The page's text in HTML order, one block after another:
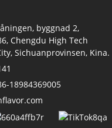
H4011
byggnad 2,
Chengdu High Tech
Sichuanprovinsen, Kina.
18984369005